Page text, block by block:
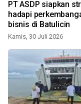
PT ASDP siapkan
hadapi
bisnis di Batulicin
Kamis, 30 Juli 2026